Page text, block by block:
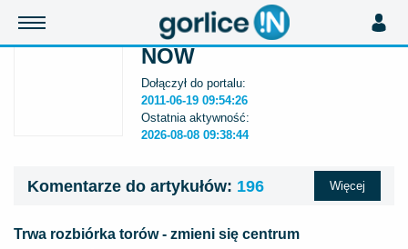
NOW
Dołączył do portalu:
2011-06-19 09:54:26
Ostatnia aktywność:
2026-08-08 09:38:44
Komentarze do artykułów: 196 Więcej
Trwa rozbiórka torów - zmieni się centrum